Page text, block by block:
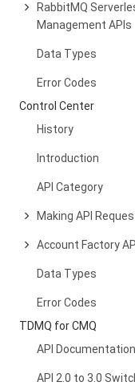
RabbitMQ
Management APIs
Data Types
Error Codes
Control Center
History
Introduction
API Category
Making API
Account Factory
Data Types
Error Codes
TDMQ for CMQ
API Documentation
API 2.0 to 3.0